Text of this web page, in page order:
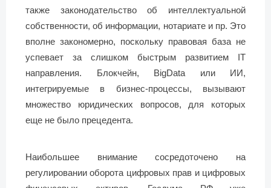
также законодательство об интеллектуальной
собственности, об информации, нотариате и пр. Это
вполне закономерно, поскольку правовая база не
успевает за слишком быстрым развитием IT
направления. Блокчейн, BigData или ИИ,
интегрируемые в бизнес-процессы, вызывают
множество юридических вопросов, для которых
еще не было прецедента.
Наибольшее внимание сосредоточено на
регулировании оборота цифровых прав и цифровых